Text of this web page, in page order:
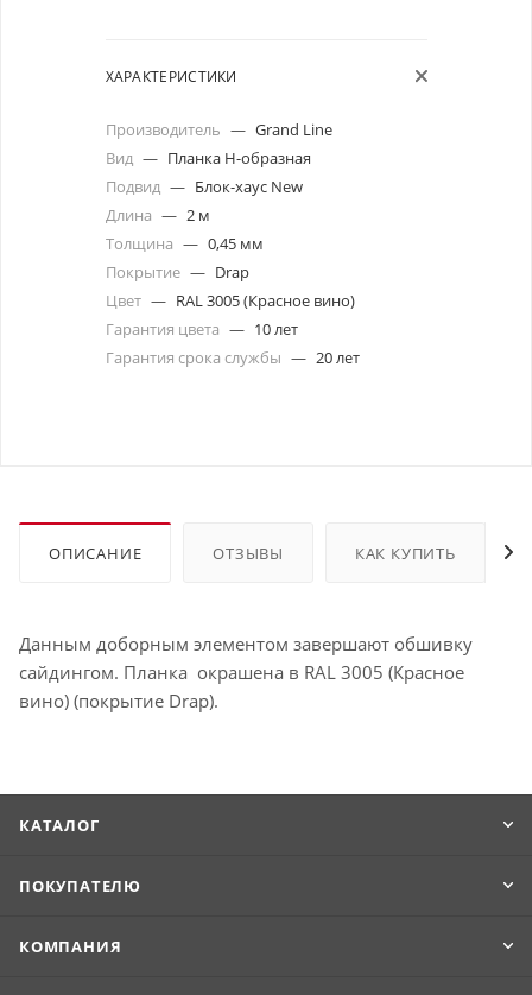
ХАРАКТЕРИСТИКИ
Производитель — Grand Line
Вид — Планка Н-образная
Подвид — Блок-хаус New
Длина — 2 м
Толщина — 0,45 мм
Покрытие — Drap
Цвет — RAL 3005 (Красное вино)
Гарантия цвета — 10 лет
Гарантия срока службы — 20 лет
ОПИСАНИЕ ОТЗЫВЫ КАК КУПИТЬ
Данным доборным элементом завершают обшивку
сайдингом. Планка окрашена в RAL 3005 (Красное
вино) (покрытие Drap).
КАТАЛОГ
ПОКУПАТЕЛЮ
КОМПАНИЯ